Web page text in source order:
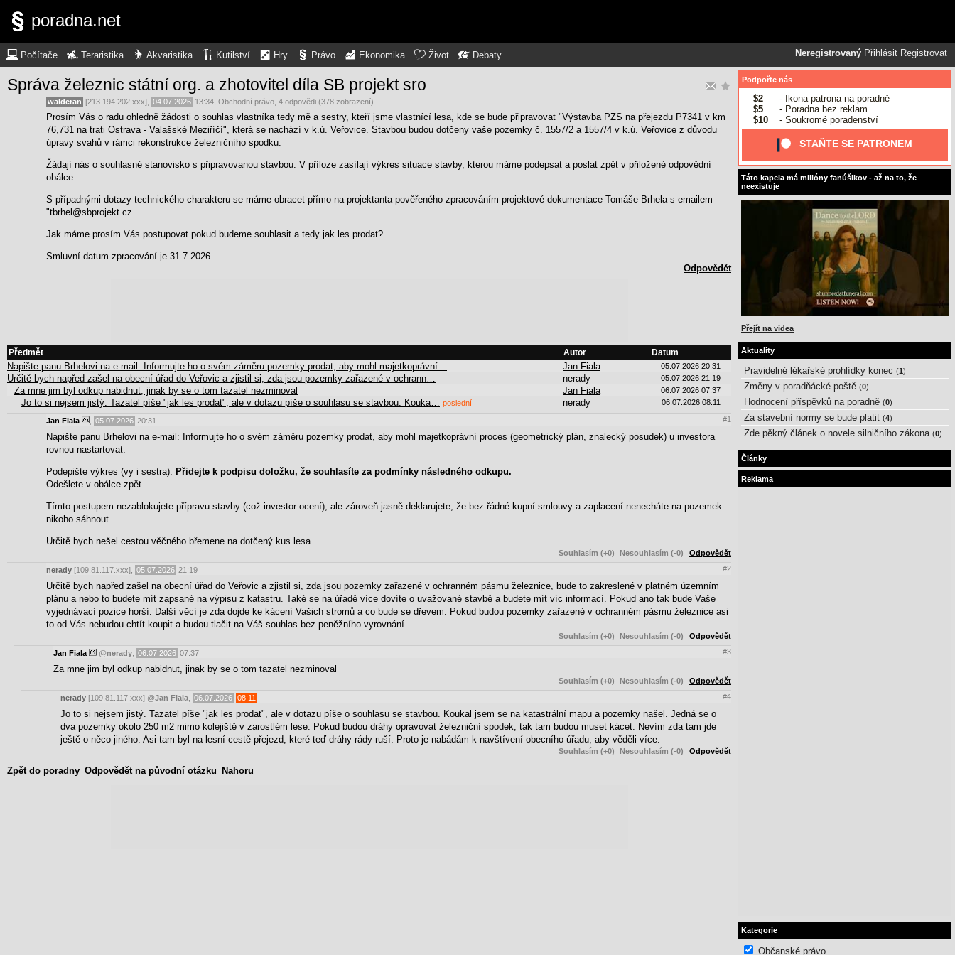
poradna.net
Neregistrovaný Přihlásit Registrovat
Počítače Teraristika Akvaristika Kutilství Hry Právo Ekonomika Život Debaty
Správa železnic státní org. a zhotovitel díla SB projekt sro
walderan [213.194.202.xxx], 04.07.2026 13:34 Obchodní právo , 4 odpovědi (378 zobrazení)
Prosím Vás o radu ohledně žádosti o souhlas vlastníka tedy mě a sestry, kteří jsme vlastnící lesa, kde se bude připravovat "Výstavba PZS na přejezdu P7341 v km
76,731 na trati Ostrava - Valašské Meziříčí", která se nachází v k.ú. Veřovice. Stavbou budou dotčeny vaše pozemky č. 1557/2 a 1557/4 v k.ú. Veřovice z důvodu
úpravy svahů v rámci rekonstrukce železničního spodku.
Žádají nás o souhlasné stanovisko s připravovanou stavbou. V příloze zasílají výkres situace stavby, kterou máme podepsat a poslat zpět v přiložené odpovědní
obálce.
S případnými dotazy technického charakteru se máme obracet přímo na projektanta pověřeného zpracováním projektové dokumentace Tomáše Brhela s emailem
"tbrhel@sbprojekt.cz
Jak máme prosím Vás postupovat pokud budeme souhlasit a tedy jak les prodat?
Smluvní datum zpracování je 31.7.2026.
Odpovědět
Předmět Autor Datum
Napište panu Brhelovi na e-mail: Informujte ho o svém záměru pozemky prodat, aby mohl majetkoprávní… Jan Fiala 05.07.2026 20:31
Určitě bych napřed zašel na obecní úřad do Veřovic a zjistil si, zda jsou pozemky zařazené v ochrann… nerady 05.07.2026 21:19
Za mne jim byl odkup nabidnut, jinak by se o tom tazatel nezminoval Jan Fiala 06.07.2026 07:37
Jo to si nejsem jistý. Tazatel píše "jak les prodat", ale v dotazu píše o souhlasu se stavbou. Kouka… poslední nerady 06.07.2026 08:11
Jan Fiala 05.07.2026 20:31 #1
Napište panu Brhelovi na e-mail: Informujte ho o svém záměru pozemky prodat, aby mohl majetkoprávní proces (geometrický plán, znalecký posudek) u investora
rovnou nastartovat.
Podepište výkres (vy i sestra): Přidejte k podpisu doložku, že souhlasíte za podmínky následného odkupu.
Odešlete v obálce zpět.
Tímto postupem nezablokujete přípravu stavby (což investor ocení), ale zároveň jasně deklarujete, že bez řádné kupní smlouvy a zaplacení nenecháte na pozemek
nikoho sáhnout.
Určitě bych nešel cestou věčného břemene na dotčený kus lesa.
Souhlasím (+0) Nesouhlasím (-0) Odpovědět
nerady [109.81.117.xxx], 05.07.2026 21:19 #2
Určitě bych napřed zašel na obecní úřad do Veřovic a zjistil si, zda jsou pozemky zařazené v ochranném pásmu železnice, bude to zakreslené v platném územním
plánu a nebo to budete mít zapsané na výpisu z katastru. Také se na úřadě více dovíte o uvažované stavbě a budete mít víc informací. Pokud ano tak bude Vaše
vyjednávací pozice horší. Další věcí je zda dojde ke kácení Vašich stromů a co bude se dřevem. Pokud budou pozemky zařazené v ochranném pásmu železnice asi
to od Vás nebudou chtít koupit a budou tlačit na Váš souhlas bez peněžního vyrovnání.
Souhlasím (+0) Nesouhlasím (-0) Odpovědět
Jan Fiala @nerady 06.07.2026 07:37 #3
Za mne jim byl odkup nabidnut, jinak by se o tom tazatel nezminoval
Souhlasím (+0) Nesouhlasím (-0) Odpovědět
nerady [109.81.117.xxx] @Jan Fiala 06.07.2026 08:11 #4
Jo to si nejsem jistý. Tazatel píše "jak les prodat", ale v dotazu píše o souhlasu se stavbou. Koukal jsem se na katastrální mapu a pozemky našel. Jedná se o
dva pozemky okolo 250 m2 mimo kolejiště v zarostlém lese. Pokud budou dráhy opravovat železniční spodek, tak tam budou muset kácet. Nevím zda tam jde
ještě o něco jiného. Asi tam byl na lesní cestě přejezd, které teď dráhy rády ruší. Proto je nabádám k navštívení obecního úřadu, aby věděli více.
Souhlasím (+0) Nesouhlasím (-0) Odpovědět
Zpět do poradny Odpovědět na původní otázku Nahoru
Podpořte nás
$2
- Ikona patrona na poradně
$5
- Poradna bez reklam
$10
- Soukromé poradenství
STAŇTE SE PATRONEM
Táto kapela má milióny fanúšikov - až na to, že
neexistuje
Přejít na videa
Aktuality
Pravidelné lékařské prohlídky konec (1 )
Změny v poradňácké poště (0)
Hodnocení příspěvků na poradně (0)
Za stavební normy se bude platit (4)
Zde pěkný článek o novele silničního zákona (0)
Články
Reklama
Kategorie
Občanské právo